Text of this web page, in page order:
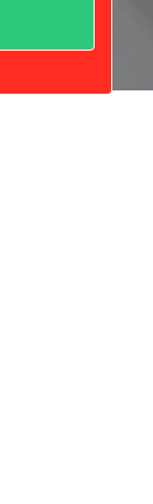
obligación
Así como